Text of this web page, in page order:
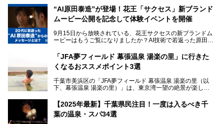
さらに最近では、24時間営業で深夜まで滞在できる施設
や、テレワーク・コワーキングスペースを備えた仕事もでき
るスパも増えており、ただの入浴施設にとどまらない進化を
本記事では、人気スーパー銭湯から絶景施設、コワーキング
スペースや休憩スペースが充実した施設、子連れファミリー
向けの施設など、目的に合わせたおすすめの施設を紹介しま
す。
ださい。
新設エリアや生まれ変わった浴場・サウナの魅力を、人気キ
ャラクター「ユーラシわん」と一緒にご紹介します。必見の
───
提供元：SPA＆HOTEL舞浜ユーラシア【PR】
です。
“AI原田泰造”が登場！花王「サクセス」新ブランド
ムービー公開を記念して体験イベントを開催
9月15日から放映されている、花王サクセスの新ブランドム
ービーはもうご覧になりましたか？AI技術で若返った原田泰
伝えるムービーです。公開を記念して、スパメッツァおおた
か竜泉寺の湯にて体験イベントを開催。花王サクセスの製品
が無料で試せるチャンスです！
提供元：花王株式会社【PR】
この記事は花王株式会社商品のPRレポート記事です。
「JFA夢フィールド 幕張温泉 湯楽の里」に行きた
くなるおススメポイント3選
千葉市美浜区の「JFA夢フィールド 幕張温泉 湯楽の里（以
下、幕張温泉 湯楽の里）」は、東京湾一望の絶景が楽しめ
設備も天然温泉の露天風呂、サウナ、岩盤浴のほか、高濃度
炭酸泉、海の見えるお休み処や食事処、展望抜群の屋上ま
で、年代を問わずたっぷり楽しめます。
【2025年最新】千葉県民注目！一度は入るべき千
葉の温泉・スパ34選